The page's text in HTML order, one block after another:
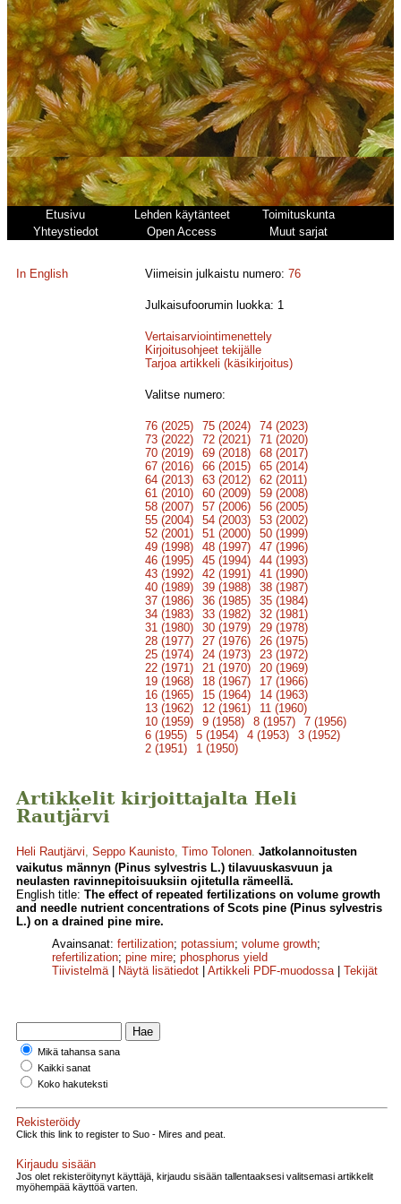
Etusivu Lehden käytänteet
Toimituskunta
Yhteystiedot
Open Access Muut sarjat
In English Viimeisin julkaistu numero:76
Julkaisufoorumin luokka: 1
Vertaisarviointimenettely
Kirjoitusohjeet tekijälle
Tarjoa artikkeli (käsikirjoitus)
Valitse numero:
76 (2025) 75 (2024)
74 (2023)
73 (2022)
72 (2021)
71 (2020)
70 (2019)
69 (2018)
68 (2017)
67 (2016)
66 (2015)
65 (2014)
64 (2013)
63 (2012)
62 (2011)
61 (2010)
60 (2009)
59 (2008)
58 (2007)
57 (2006)
56 (2005)
55 (2004)
54 (2003)
53 (2002)
52 (2001)
51 (2000)
50 (1999)
49 (1998)
48 (1997)
47 (1996)
46 (1995)
45 (1994)
44 (1993)
43 (1992)
42 (1991)
41 (1990)
40 (1989)
39 (1988)
38 (1987)
37 (1986)
36 (1985)
35 (1984)
34 (1983)
33 (1982)
32 (1981)
31 (1980)
30 (1979)
29 (1978)
28 (1977)
27 (1976)
26 (1975)
25 (1974)
24 (1973)
23 (1972)
22 (1971)
21 (1970)
20 (1969)
19 (1968)
18 (1967)
17 (1966)
16 (1965)
15 (1964)
14 (1963)
13 (1962)
12 (1961)
11 (1960)
10 (1959)
9 (1958) 8 (1957)
7 (1956)
6 (1955)
5 (1954) 4 (1953)
3 (1952)
2 (1951)
1 (1950)
Artikkelit kirjoittajalta Heli
Rautjärvi
Heli Rautjärvi, Seppo Kaunisto, Timo Tolonen. Jatkolannoitusten
vaikutus männyn (Pinus sylvestris L.) tilavuuskasvuun ja
neulasten ravinnepitoisuuksiin ojitetulla rämeellä.
English title: The effect of repeated fertilizations on volume growth
and needle nutrient concentrations of Scots pine (Pinus sylvestris
L.) on a drained pine mire.
Avainsanat: fertilization; potassium; volume growth;
refertilization; pine mire; phosphorus yield
Tiivistelmä| Näytä lisätiedot Artikkeli PDF-muodossa| Tekijät
Mikä tahansa sana
Kaikki sanat
Koko hakuteksti
Rekisteröidy
Click this link to register to Suo - Mires and peat.
Kirjaudu sisään
Jos olet rekisteröitynyt käyttäjä, kirjaudu sisään tallentaaksesi valitsemasi artikkelit
myöhempää käyttöä varten.